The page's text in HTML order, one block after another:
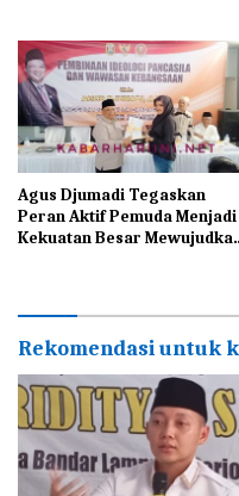
Agus Djumadi Tegaskan
Peran Aktif Pemuda Menjadi
Kekuatan Besar
Rekomendasi untuk